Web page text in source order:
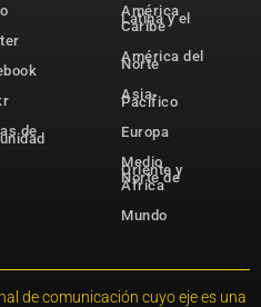
de
América
Latina y el
Caribe
América del
Norte
Asia-
Pacífico
Europa
Medio
Oriente y
Norte de
África
Mundo
de comunicación cuyo eje es una